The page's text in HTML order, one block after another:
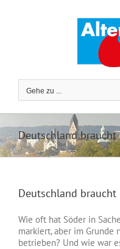
Gehe zu ...
Deutschland braucht
Deutschland braucht
Wie oft hat Söder in
markiert, aber im Grunde
betrieben? Und wie war